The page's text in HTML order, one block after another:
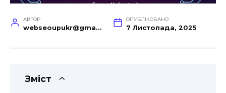
АВТОР
webseoupukr@gmail.com
ОПУБЛІКОВАНО
7 Листопада, 2025
Зміст